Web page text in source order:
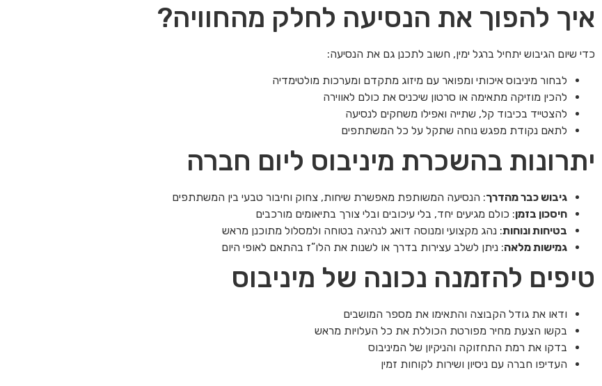
איך להפוך את הנסיעה לחלק מהחוויה?
כדי שיום הגיבוש יתחיל ברגל ימין, חשוב לתכנן גם את הנסיעה:
לבחור מיניבוס איכותי ומפואר עם מיזוג מתקדם ומערכות מולטימדיה
להכין מוזיקה מתאימה או סרטון שיכניס את כולם לאווירה
להצטייד בכיבוד קל, שתייה ואפילו משחקים לנסיעה
לתאם נקודת מפגש נוחה שתקל על כל המשתתפים
יתרונות בהשכרת מיניבוס ליום חברה
גיבוש כבר מהדרך: הנסיעה המשותפת מאפשרת שיחות, צחוק וחיבור טבעי בין המשתתפים
חיסכון בזמן: כולם מגיעים יחד, בלי עיכובים ובלי צורך בתיאומים מורכבים
בטיחות ונוחות: נהג מקצועי ומנוסה דואג לנהיגה בטוחה ולמסלול מתוכנן מראש
גמישות מלאה: ניתן לשלב עצירות בדרך או לשנות את הלו”ז בהתאם לאופי היום
טיפים להזמנה נכונה של מיניבוס
ודאו את גודל הקבוצה והתאימו את מספר המושבים
בקשו הצעת מחיר מפורטת הכוללת את כל העלויות מראש
בדקו את רמת התחזוקה והניקיון של המיניבוס
העדיפו חברה עם ניסיון ושירות לקוחות זמין